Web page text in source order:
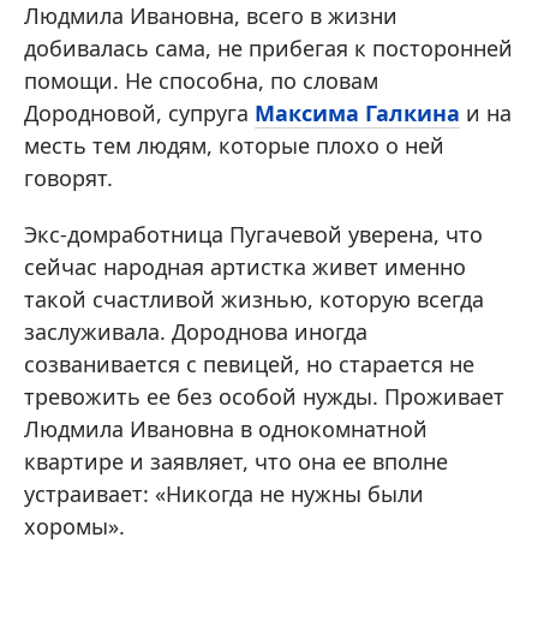
Людмила Ивановна, всего в жизни
добивалась сама, не прибегая к посторонней
помощи. Не способна, по словам
Дородновой, супруга Максима Галкина и на
месть тем людям, которые плохо о ней
говорят.
Экс-домработница Пугачевой уверена, что
сейчас народная артистка живет именно
такой счастливой жизнью, которую всегда
заслуживала. Дороднова иногда
созванивается с певицей, но старается не
тревожить ее без особой нужды. Проживает
Людмила Ивановна в однокомнатной
квартире и заявляет, что она ее вполне
устраивает: «Никогда не нужны были
хоромы».